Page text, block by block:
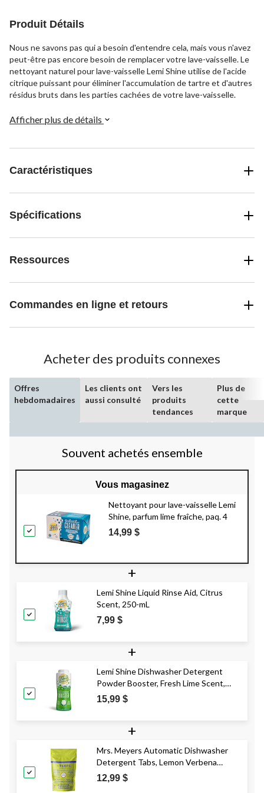
Produit Détails
Nous ne savons pas qui a besoin d'entendre cela, mais vous n'avez
peut-être pas encore besoin de remplacer votre lave-vaisselle. Le
nettoyant naturel pour lave-vaisselle Lemi Shine utilise de l'acide
citrique puissant pour éliminer l'accumulation de tartre et d'autres
résidus bruts dans les parties cachées de votre lave-vaisselle.
Afficher plus de détails
Caractéristiques
Spécifications
Ressources
Commandes en ligne et retours
Acheter des produits connexes
Offres
hebdomadaires
Les clients ont
aussi consulté
Vers les
produits
tendances
Plus de
cette
marque
Souvent achetés ensemble
Vous magasinez
Nettoyant pour lave-vaisselle Lemi
Shine, parfum lime fraîche, paq. 4
14,99 $
+
Lemi Shine Liquid Rinse Aid, Citrus
Scent, 250-mL
7,99 $
+
Lemi Shine Dishwasher Detergent
Powder Booster, Fresh Lime Scent,
680-g
15,99 $
+
Mrs. Meyers Automatic Dishwasher
Detergent Tabs, Lemon Verbena
Scent, 20-pk
12,99 $